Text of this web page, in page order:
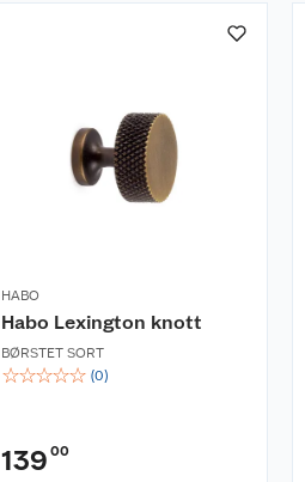
HABO
Habo Lexington knott
BØRSTET SORT
☆☆☆☆☆ (0)
139 00